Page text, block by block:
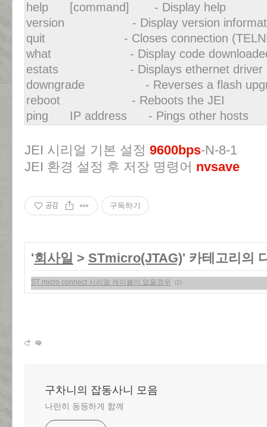
help [command] - Display help
version - Display version
quit - Closes connection
what - Display code
estats - Displays ethernet driver
downgrade - Reverses a flash
reboot - Reboots the JEI
ping IP address - Pings other hosts
JEI 시리얼 기본 설정 9600bps-N-8-1
JEI 환경 설정 후 저장 명령어 nvsave
공감 구독하기
'회사일 > STmicro(JTAG)' 카테고리의
ST micro connect 시리얼 케이블이 없을경우 (2)
구차니의 잡동사니 모음
나란히 동등하게 함께